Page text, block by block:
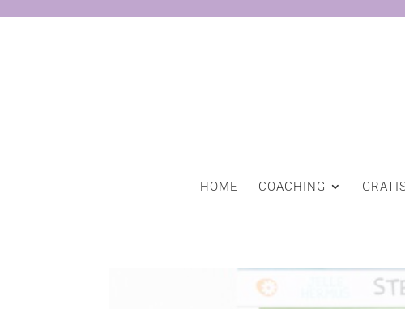
HOME COACHING